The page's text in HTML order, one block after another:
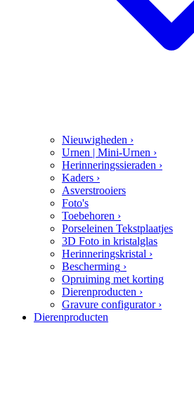
Nieuwigheden ›
Urnen | Mini-Urnen ›
Herinneringssieraden ›
Kaders ›
Asverstrooiers
Foto's
Toebehoren ›
Porseleinen Tekstplaatjes
3D Foto in kristalglas
Herinneringskristal ›
Bescherming ›
Opruiming met korting
Dierenproducten ›
Gravure configurator ›
Dierenproducten